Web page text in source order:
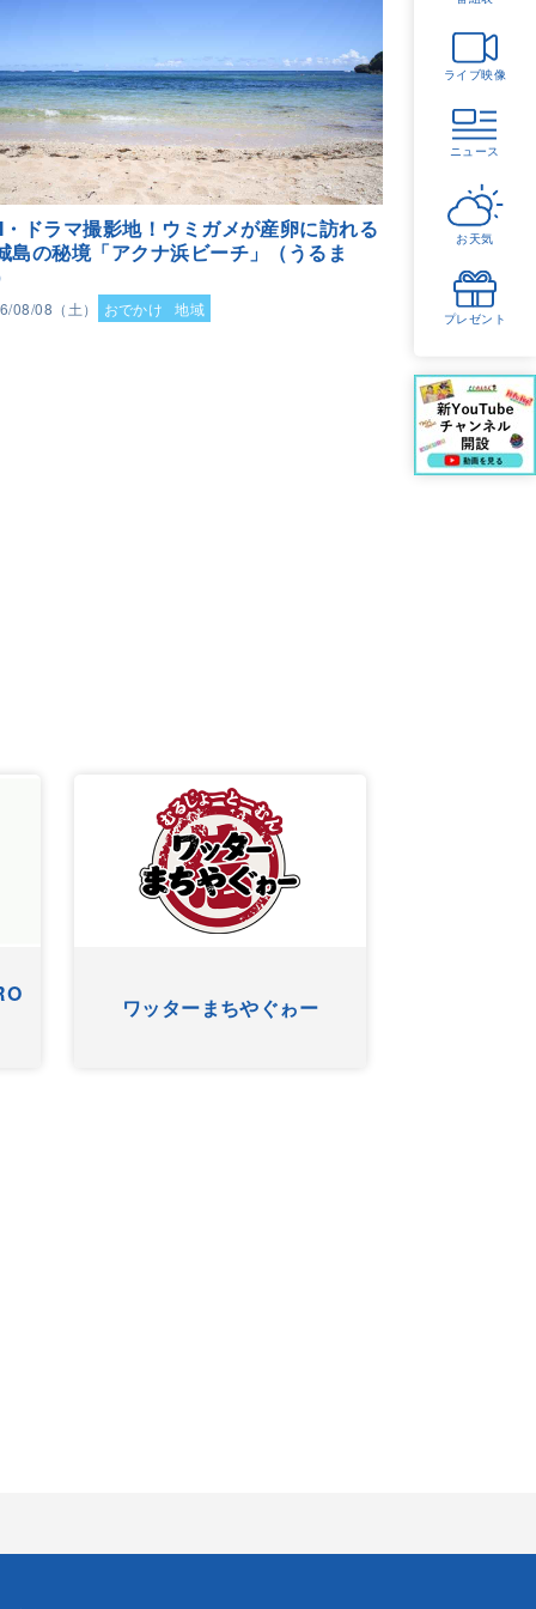
ライブ映像
ニュース
お天気
プレゼント
ドラマ撮影地！ウミガメが産卵に訪れる
島の秘境「アクナ浜ビーチ」（うるま
08/08（土） おでかけ 地域
ワッターまちやぐゎー